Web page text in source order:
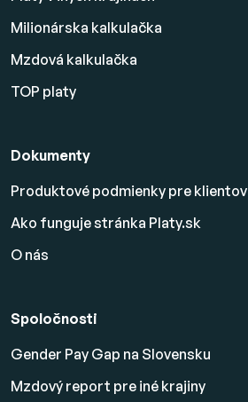
Milionárska kalkulačka
Mzdová kalkulačka
TOP platy
Dokumenty
Produktové podmienky pre klientov
Ako funguje stránka Platy.sk
O nás
Spoločnosti
Gender Pay Gap na Slovensku
Mzdový report pre iné krajiny